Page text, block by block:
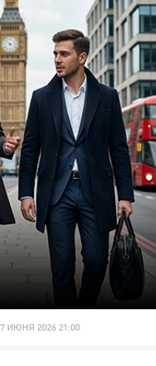
ИЮНЯ 2026 21:00